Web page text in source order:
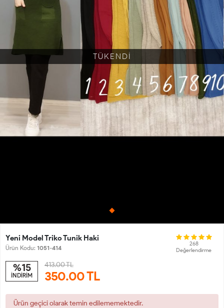
TÜKENDİ
Yeni Model Triko Tunik Haki
Ürün Kodu: 1051-414
268
Değerlendirme
%15
İNDİRİM
413.00 TL
350.00TL
Ürün geçici olarak temin edilememektedir.